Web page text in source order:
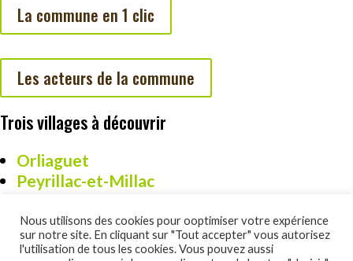
La commune en 1 clic
Les acteurs de la commune
Trois villages à découvrir
Orliaguet
Peyrillac-et-Millac
Nous utilisons des cookies pour ooptimiser votre expérience
sur notre site. En cliquant sur "Tout accepter" vous autorisez
l'utilisation de tous les cookies. Vous pouvez aussi